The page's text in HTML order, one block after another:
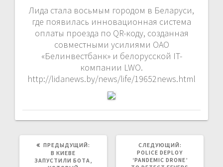
Лида стала восьмым городом в Беларуси,
где появилась инновационная система
оплаты проезда по QR-коду, созданная
совместными усилиями ОАО
«Белинвестбанк» и белорусской IT-
компании LWO.
http://lidanews.by/news/life/19652news.html
ПРЕДЫДУЩИЙ:
В КИЕВЕ
ЗАПУСТИЛИ БОТА,
СЛЕДУЮЩИЙ:
ЗАПИСЬ:
POLICE DEPLOY
‘PANDEMIC DRONE’